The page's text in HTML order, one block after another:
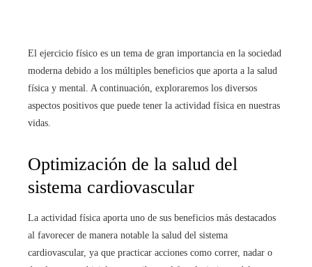
El ejercicio físico es un tema de gran importancia en la sociedad
moderna debido a los múltiples beneficios que aporta a la salud
física y mental. A continuación, exploraremos los diversos
aspectos positivos que puede tener la actividad física en nuestras
vidas.
Optimización de la salud del
sistema cardiovascular
La actividad física aporta uno de sus beneficios más destacados
al favorecer de manera notable la salud del sistema
cardiovascular, ya que practicar acciones como correr, nadar o